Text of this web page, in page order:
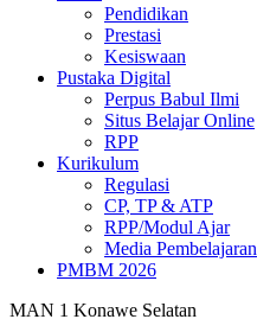
Pendidikan
Prestasi
Kesiswaan
Pustaka Digital
Perpus Babul Ilmi
Situs Belajar Online
RPP
Kurikulum
Regulasi
CP, TP & ATP
RPP/Modul Ajar
Media Pembelajaran
PMBM 2026
MAN 1 Konawe Selatan